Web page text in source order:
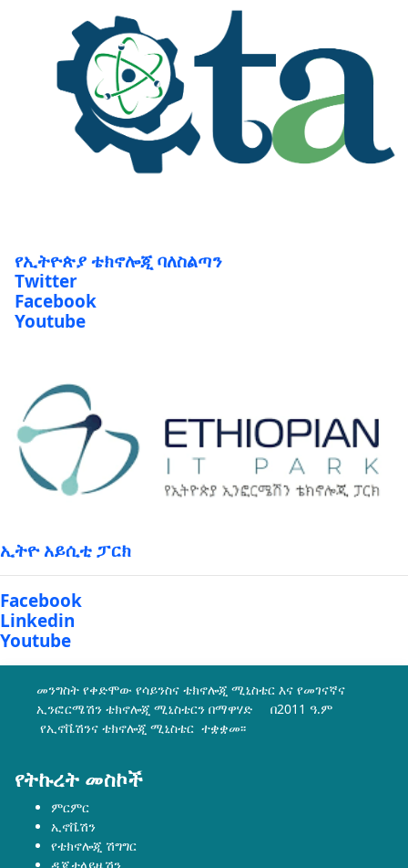
Twitter
Facebook
Youtube
Facebook
Linkedin
Youtube
መንግስት የቀድሞው የሳይንስና ቴክኖሎጂ ሚኒስቴር እና የመገናኛና
ኢንፎርሜሽን ቴክኖሎጂ ሚኒስቴርን በማዋሃድ በ2011 ዓ.ም
የኢኖቬሽንና ቴክኖሎጂ ሚኒስቴር ተቋቋመ፡፡
ምርምር
ኢኖቬሽን
የቴክኖሎጂ ሽግግር
ዲጂታላይዜሽን